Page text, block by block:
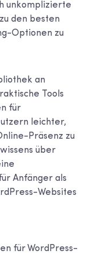
unkomplizierte
den besten
Optionen zu
an
Tools
für
leichter,
Präsenz zu
über
Anfänger als
Websites
für WordPress-